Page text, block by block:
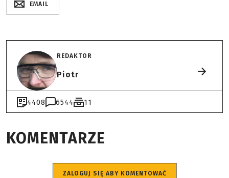
EMAIL
REDAKTOR
Piotr
4408 6544 11
KOMENTARZE
ZALOGUJ SIĘ ABY KOMENTOWAĆ